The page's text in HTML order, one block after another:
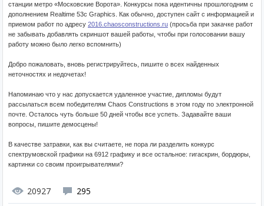
станции метро «Московские Ворота». Конкурсы пока идентичны прошлогодним с
дополнением Realtime 53c Graphics. Как обычно, доступен сайт с информацией и
приемом работ по адресу 2016.chaosconstructions.ru (просьба при закачке работ
не забывать добавлять скриншот вашей работы, чтобы при голосовании вашу
работу можно было легко вспомнить)
Добро пожаловать, вновь регистрируйтесь, пишите о всех найденных
неточностях и недочетах!
Напоминаю что у нас допускается удаленное участие, дипломы будут
рассылаться всем победителям Chaos Constructions в этом году по электронной
почте. Осталось чуть больше 50 дней чтобы все успеть. Задавайте ваши
вопросы, пишите демосцены!
В качестве затравки, как вы считаете, не пора ли разделить конкурс
спектрумовской графики на 6912 графику и все остальное: гигаскрин, бордюры,
картинки со своим проигрывателями?
20927 295